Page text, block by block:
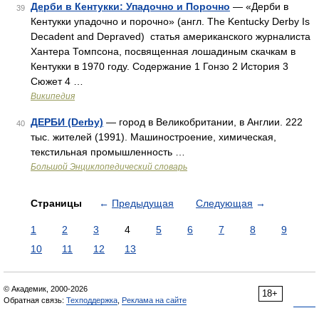
39 Дерби в Кентукки: Упадочно и Порочно — «Дерби в
Кентукки упадочно и порочно» (англ. The Kentucky Derby Is
Decadent and Depraved) статья американского журналиста
Хантера Томпсона, посвященная лошадиным скачкам в
Кентукки в 1970 году. Содержание 1 Гонзо 2 История 3
Сюжет 4 …
Википедия
40 ДЕРБИ (Derby) — город в Великобритании, в Англии. 222
тыс. жителей (1991). Машиностроение, химическая,
текстильная промышленность …
Большой Энциклопедический словарь
Страницы ← Предыдущая Следующая →
1 2 3 4 5 6 7 8
9
10
11 12 13
18+
© Академик, 2000-2026
Обратная связь: Техподдержка Реклама на сайте